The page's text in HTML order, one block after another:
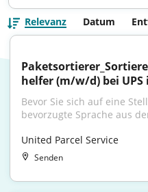
Relevanz Datum
helfer (m/w/d) bei UPS
Bevor Sie sich auf eine
bevorzugte Sprache aus
United Parcel Service
Senden